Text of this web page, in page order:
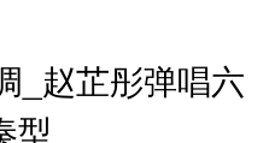
_赵芷彤弹唱六
型